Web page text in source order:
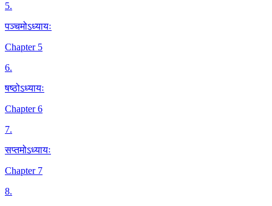
5.
पञ्चमोऽध्यायः
Chapter 5
6.
षष्ठोऽध्यायः
Chapter 6
7.
सप्तमोऽध्यायः
Chapter 7
8.